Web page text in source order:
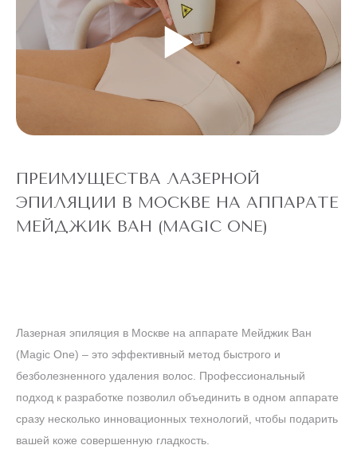
ПРЕИМУЩЕСТВА ЛАЗЕРНОЙ
ЭПИЛЯЦИИ В МОСКВЕ НА АППАРАТЕ
МЕЙДЖИК ВАН (MAGIC ONE)
Лазерная эпиляция в Москве на аппарате Мейджик Ван
(Magic One) – это эффективный метод быстрого и
безболезненного удаления волос. Профессиональный
подход к разработке позволил объединить в одном аппарате
сразу несколько инновационных технологий, чтобы подарить
вашей коже совершенную гладкость.